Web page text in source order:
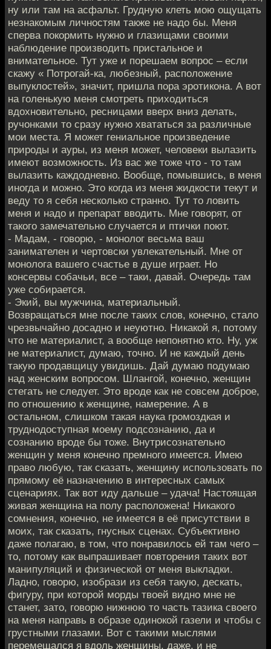
ну или там на асфальт. Грудную клеть мою ощущать
незнакомым личностям также не надо бы. Меня
сперва покормить нужно и глазищами своими
наблюдение производить пристальное и
внимательное. Тут уже и порешаем вопрос – если
скажу « Потрогай-ка, любезный, расположение
выпуклостей», значит, пришла пора эротикона. А вот
на голенькую меня смотреть приходиться
вдохновительно, ресницами вверх вниз делать,
ручонками то сразу нужно хвататься за различные
мои места. Я может гениальное произведение
природы и ауры, из меня может, человеки вылазить
имеют возможность. Из вас же тоже что - то там
вылазить каждодневно. Вообще, помывшись, в меня
иногда и можно. Это когда из меня жидкости текут и
веду то я себя несколько странно. Тут то ловить
меня и надо и препарат вводить. Мне говорят, от
такого замечательно случается и птички поют.
- Мадам, - говорю, - монолог весьма ваш
занимателен и чертовски увлекательный. Мне от
монолога вашего счастье в душе играет. Но
консервы собачьи, все – таки, давай. Очередь там
уже собирается.
- Экий, вы мужчина, материальный.
Возвращаться мне после таких слов, конечно, стало
чрезвычайно досадно и неуютно. Никакой я, потому
что не материалист, а вообще непонятно кто. Ну, уж
не материалист, думаю, точно. И не каждый день
такую продавщицу увидишь. Дай думаю подумаю
над женским вопросом. Шлангой, конечно, женщин
стегать не следует. Это вроде как не совсем доброе,
по отношению к женщине, намерение. А в
остальном, слишком такая наука громоздкая и
труднодоступная моему подсознанию, да и
сознанию вроде бы тоже. Внутрисознательно
женщин у меня конечно премного имеется. Имею
право любую, так сказать, женщину использовать по
прямому её назначению в интересных самых
сценариях. Так вот иду дальше – удача! Настоящая
живая женщина на полу расположена! Никакого
сомнения, конечно, не имеется в её присутствии в
моих, так сказать, гнусных сценах. Субъективно
даже полагаю, в том, что понравилось ей там чего –
то, потому как выпрашивает повторения таких вот
манипуляций и физической от меня выкладки.
Ладно, говорю, изобрази из себя такую, дескать,
фигуру, при которой морды твоей видно мне не
станет, зато, говорю нижнюю то часть тазика своего
на меня направь в образе одинокой газели и чтобы с
грустными глазами. Вот с такими мыслями
перемещался я вдоль женщины, даже, и не